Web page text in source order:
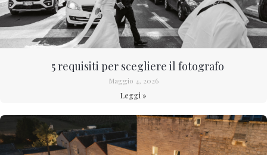
5 requisiti per scegliere il fotografo
Maggio 4, 2026
Leggi »